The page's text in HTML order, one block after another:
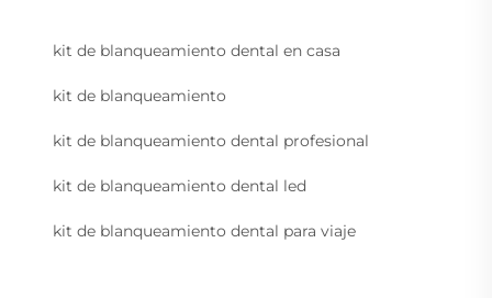
kit de blanqueamiento dental en casa
kit de blanqueamiento
kit de blanqueamiento dental profesional
kit de blanqueamiento dental led
kit de blanqueamiento dental para viaje